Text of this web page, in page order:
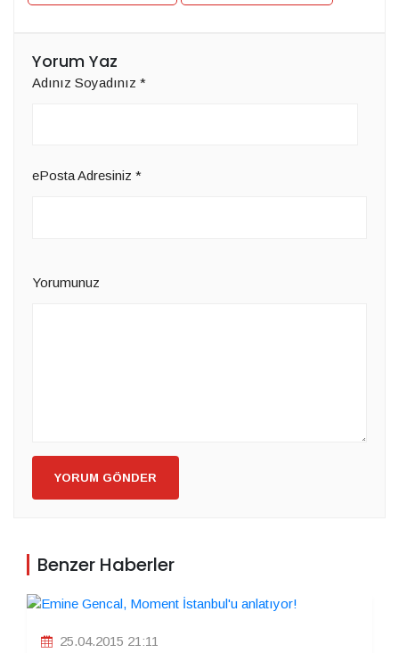
Yorum Yaz
Adınız Soyadınız *
ePosta Adresiniz *
Yorumunuz
YORUM GÖNDER
Benzer Haberler
25.04.2015 21:11